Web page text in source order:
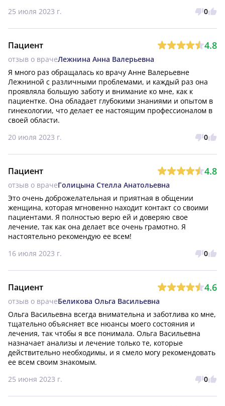
25 июля 2023 г.
0
4.8
Пациент
отзыв о врачеЛежнина Анна Валерьевна
Я много раз обращалась ко врачу Анне Валерьевне
Лежниной с различными проблемами, и каждый раз она
проявляла большую заботу и внимание ко мне, как к
пациентке. Она обладает глубокими знаниями и опытом в
гинекологии, что делает ее настоящим профессионалом в
своей области.
20 июля 2023 г.
0
4.8
Пациент
отзыв о врачеГолицына Стелла Анатольевна
Это очень доброжелательная и приятная в общении
женщина, которая мгновенно находит контакт со своими
пациентами. Я полностью верю ей и доверяю свое
лечение, так как она делает все очень грамотно. Я
настоятельно рекомендую ее всем!
16 июля 2023 г.
0
4.6
Пациент
отзыв о врачеБеликова Ольга Васильевна
Ольга Васильевна всегда внимательна и заботлива ко мне,
тщательно объясняет все нюансы моего состояния и
лечения, так чтобы я все понимала. Ольга Васильевна
назначает анализы и лечение только те, которые
действительно необходимы, и я смело могу рекомендовать
ее всем своим знакомым.
25 июня 2023 г.
0